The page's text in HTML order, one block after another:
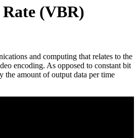
(VBR)
and computing that relates to the
encoding. As opposed to constant bit
amount of output data per time